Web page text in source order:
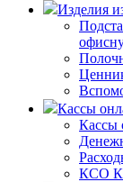
Изделия
Кассы
Кассы
КСО